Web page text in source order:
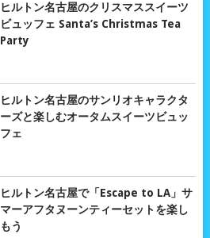
ヒルトン名古屋のクリスマススイーツ
ビュッフェ Santa’s Christmas Tea
Party
ヒルトン名古屋のサンリオキャラクタ
ーズと楽しむオータムスイーツビュッ
フェ
ヒルトン名古屋で「Escape to LA」サ
マーアフタヌーンティーセットを楽し
もう